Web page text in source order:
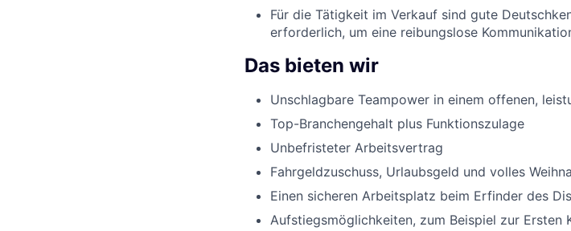
Für die Tätigkeit im Verkauf sind gute
erforderlich, um eine reibungslose
Das bieten wir
Unschlagbare Teampower in einem offenen,
Top-Branchengehalt plus Funktionszulage
Unbefristeter Arbeitsvertrag
Fahrgeldzuschuss, Urlaubsgeld und volles
Einen sicheren Arbeitsplatz beim Erfinder des
Aufstiegsmöglichkeiten, zum Beispiel zur